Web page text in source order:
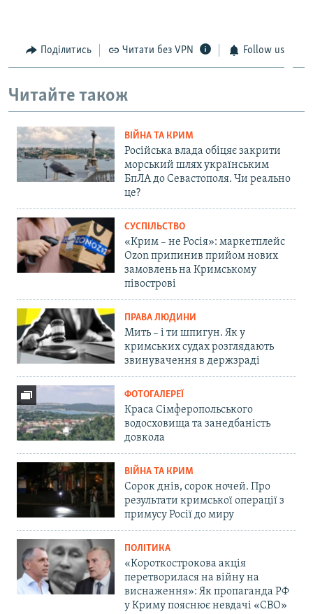
Поділитись Читати без VPN Follow us
Читайте також
ВІЙНА ТА КРИМ
Російська влада обіцяє закрити
морський шлях українським
БпЛА до Севастополя. Чи реально
це?
СУСПІЛЬСТВО
«Крим – не Росія»: маркетплейс
Ozon припинив прийом нових
замовлень на Кримському
півострові
ПРАВА ЛЮДИНИ
Мить – і ти шпигун. Як у
кримських судах розглядають
звинувачення в держзраді
ФОТОГАЛЕРЕЇ
Краса Сімферопольського
водосховища та занедбаність
довкола
ВІЙНА ТА КРИМ
Сорок днів, сорок ночей. Про
результати кримської операції з
примусу Росії до миру
ПОЛІТИКА
«Короткострокова акція
перетворилася на війну на
виснаження»: Як пропаганда РФ
у Криму пояснює невдачі «СВО»